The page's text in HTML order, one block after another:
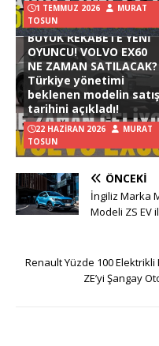
1 TEMMUZ 2026
MURAT
TOSUN
BÜYÜK REKABETE YENİ
OYUNCU! VOLVO EX60
NE ZAMAN SATILACAK?
Türkiye yönetimi
beklenen modelin satış
tarihini açıkladı!
22 HAZIRAN 2026
MURAT
TOSUN
ÖNCEKI
İngiliz Marka
Modeli ZS EV
Renault Yüzde 100
ZE’yi Şangay